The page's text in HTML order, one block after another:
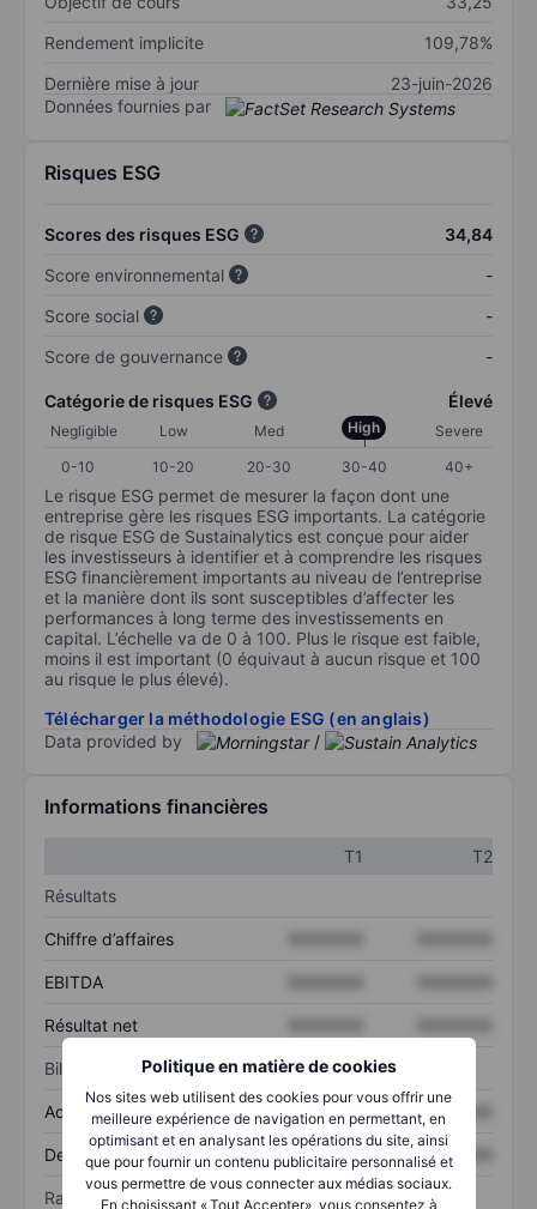
Politique en matière de cookies
Nos sites web utilisent des cookies pour vous offrir une
meilleure expérience de navigation en permettant, en
optimisant et en analysant les opérations du site, ainsi
que pour fournir un contenu publicitaire personnalisé et
vous permettre de vous connecter aux médias sociaux.
En choisissant « Tout Accepter», vous consentez à
Rendement implicite
109,78%
Dernière mise à jour
23-juin-2026
Données fournies par
Risques ESG
Scores des risques ESG
34,84
Score environnemental
-
Score social
-
Score de gouvernance
-
Catégorie de risques ESG Élevé
Negligible Low Med High
Severe
0-10
10-20 20-30 30-40 40+
Le risque ESG permet de mesurer la façon dont une
entreprise gère les risques ESG importants. La catégorie
de risque ESG de Sustainalytics est conçue pour aider
les investisseurs à identifier et à comprendre les risques
ESG financièrement importants au niveau de l’entreprise
et la manière dont ils sont susceptibles d’affecter les
performances à long terme des investissements en
capital. L’échelle va de 0 à 100. Plus le risque est faible,
moins il est important (0 équivaut à aucun risque et 100
au risque le plus élevé).
Télécharger la méthodologie ESG (en anglais)
Data provided by
/
Informations financières
T1
T2
Résultats
Chiffre d’affaires
EBITDA
Résultat net
Bilan
Actif total XXXXXXX XXXXXXX
Dette totale XXXXXXX XXXXXXX
Ratios